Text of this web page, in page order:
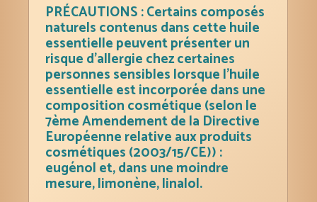
PRÉCAUTIONS : Certains composés
naturels contenus dans cette huile
essentielle peuvent présenter un
risque d’allergie chez certaines
personnes sensibles lorsque l’huile
essentielle est incorporée dans une
composition cosmétique (selon le
7ème Amendement de la Directive
Européenne relative aux produits
cosmétiques (2003/15/CE)) :
eugénol et, dans une moindre
mesure, limonène, linalol.